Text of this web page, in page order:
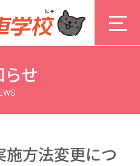
せ
方法変更につ